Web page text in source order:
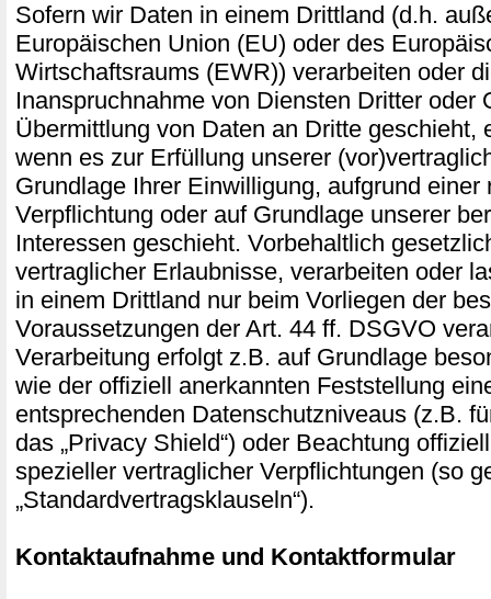
Sofern wir Daten in einem Drittland (d.h.
Europäischen Union (EU) oder des
Wirtschaftsraums (EWR)) verarbeiten oder
Inanspruchnahme von Diensten Dritter oder
Übermittlung von Daten an Dritte geschieht,
wenn es zur Erfüllung unserer
Grundlage Ihrer Einwilligung, aufgrund einer
Verpflichtung oder auf Grundlage unserer
Interessen geschieht. Vorbehaltlich
vertraglicher Erlaubnisse, verarbeiten oder
in einem Drittland nur beim Vorliegen der
Voraussetzungen der Art. 44 ff. DSGVO
Verarbeitung erfolgt z.B. auf Grundlage
wie der offiziell anerkannten Feststellung
entsprechenden Datenschutzniveaus (z.B.
das „Privacy Shield“) oder Beachtung
spezieller vertraglicher Verpflichtungen (so
„Standardvertragsklauseln“).
Kontaktaufnahme und Kontaktformular